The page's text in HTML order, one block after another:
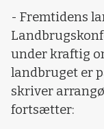
- Fremtidens
under kraftig
landbruget er
skriver
fortsætter: